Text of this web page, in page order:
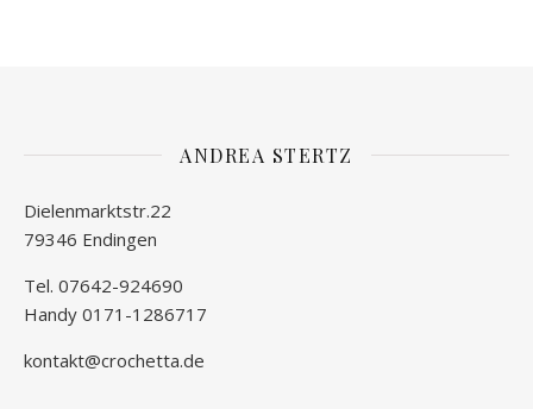
ANDREA STERTZ
Dielenmarktstr.22
79346 Endingen
Tel. 07642-924690
Handy 0171-1286717
kontakt@crochetta.de